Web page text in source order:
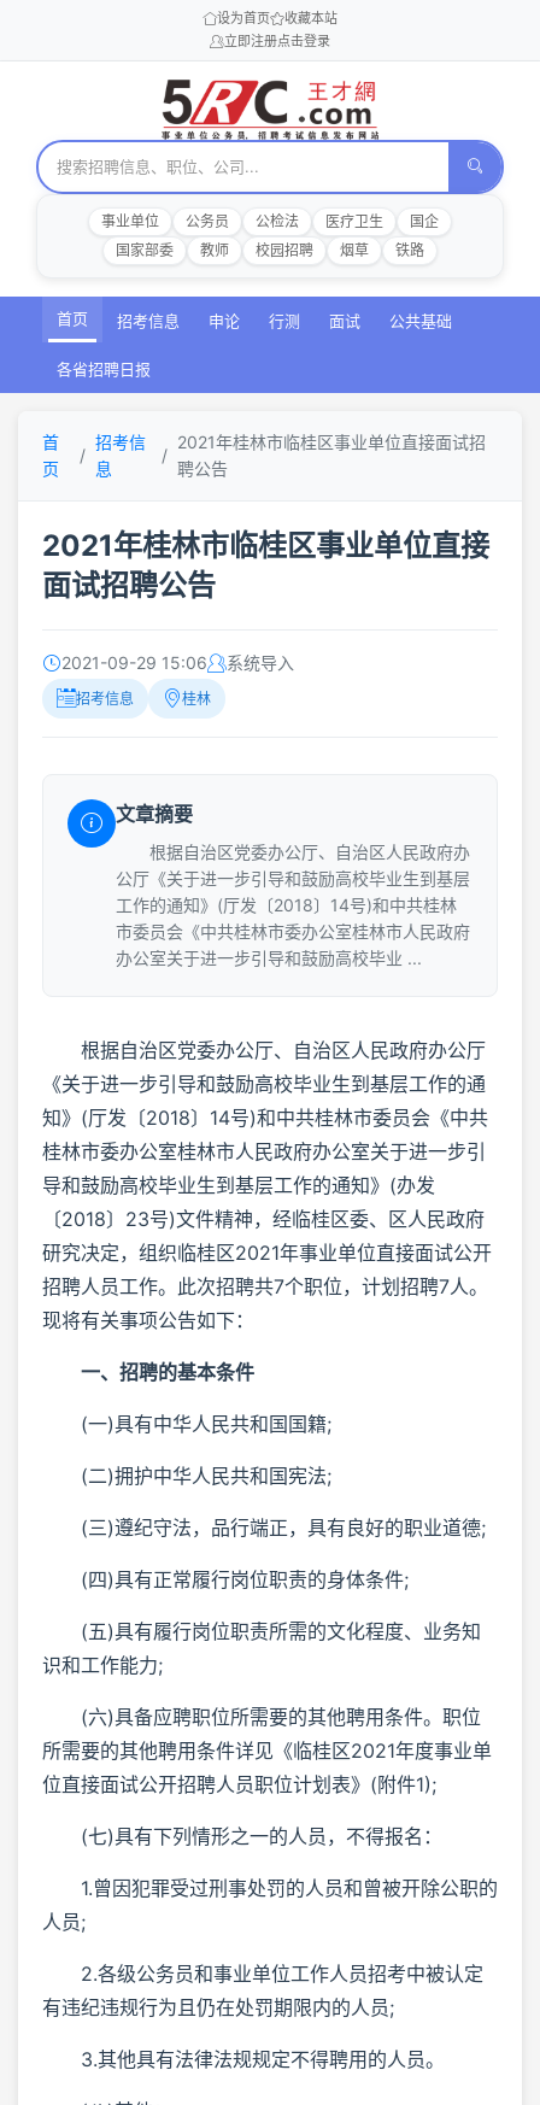
设为首页
收藏本站
立即注册点击登录
事业单位 公务员 公检法 医疗卫生
国企
国家部委
教师 校园招聘 烟草 铁路
首页 招考信息 申论 行测 面试 公共基础
各省招聘日报
首
页
招考信
息
2021年桂林市临桂区事业单位直接面试招
聘公告
2021年桂林市临桂区事业单位直接
面试招聘公告
2021-09-29 15:06 系统导入
招考信息 桂林
文章摘要
根据自治区党委办公厅、自治区人民政府办
公厅《关于进一步引导和鼓励高校毕业生到基层
工作的通知》(厅发〔2018〕14号)和中共桂林
市委员会《中共桂林市委办公室桂林市人民政府
办公室关于进一步引导和鼓励高校毕业 ...
根据自治区党委办公厅、自治区人民政府办公厅
《关于进一步引导和鼓励高校毕业生到基层工作的通
知》(厅发〔2018〕14号)和中共桂林市委员会《中共
桂林市委办公室桂林市人民政府办公室关于进一步引
导和鼓励高校毕业生到基层工作的通知》(办发
〔2018〕23号)文件精神，经临桂区委、区人民政府
研究决定，组织临桂区2021年事业单位直接面试公开
招聘人员工作。此次招聘共7个职位，计划招聘7人。
现将有关事项公告如下：
一、招聘的基本条件
(一)具有中华人民共和国国籍;
(二)拥护中华人民共和国宪法;
(三)遵纪守法，品行端正，具有良好的职业道德;
(四)具有正常履行岗位职责的身体条件;
(五)具有履行岗位职责所需的文化程度、业务知
识和工作能力;
(六)具备应聘职位所需要的其他聘用条件。职位
所需要的其他聘用条件详见《临桂区2021年度事业单
位直接面试公开招聘人员职位计划表》(附件1);
(七)具有下列情形之一的人员，不得报名：
1.曾因犯罪受过刑事处罚的人员和曾被开除公职的
人员;
2.各级公务员和事业单位工作人员招考中被认定
有违纪违规行为且仍在处罚期限内的人员;
3.其他具有法律法规规定不得聘用的人员。